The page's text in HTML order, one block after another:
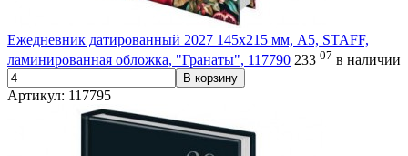
Ежедневник датированный 2027 145х215 мм, А5, STAFF,
ламинированная обложка, "Гранаты", 117790 233 07 в наличии
В корзину
Артикул: 117795